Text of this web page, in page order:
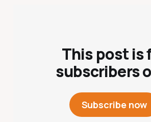
This post is
subscribers
Subscribe now